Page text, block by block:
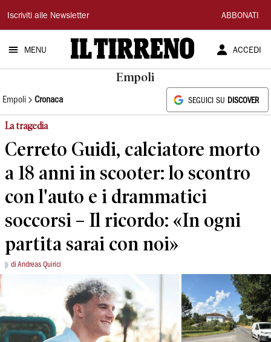
Il
Tirreno
Iscriviti alle Newsletter ABBONATI
MENU ACCEDI
Empoli
Empoli Cronaca SEGUICI SU DISCOVER
La tragedia
Cerreto Guidi, calciatore morto
a 18 anni in scooter: lo scontro
con l'auto e i drammatici
soccorsi – Il ricordo: «In ogni
partita sarai con noi»
di Andreas Quirici